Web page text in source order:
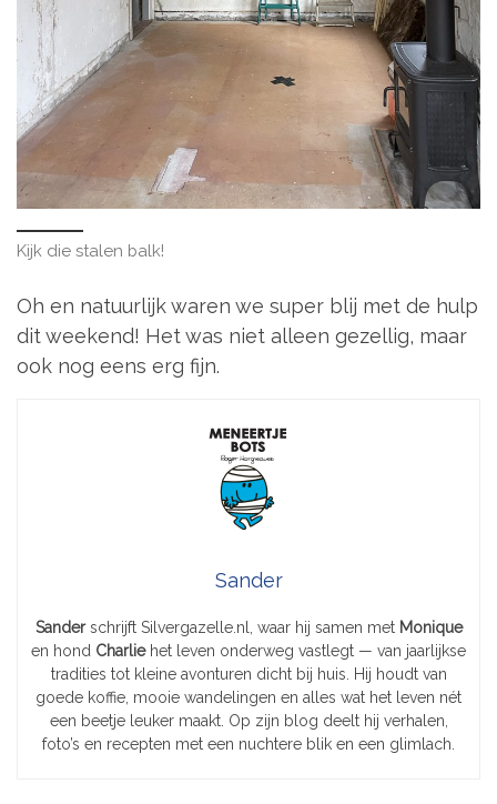
Kijk die stalen balk!
Oh en natuurlijk waren we super blij met de hulp
dit weekend! Het was niet alleen gezellig, maar
ook nog eens erg fijn.
Sander
Sanderschrijft Silvergazelle.nl, waar hij samen met Monique
en hond Charliehet leven onderweg vastlegt — van jaarlijkse
tradities tot kleine avonturen dicht bij huis. Hij houdt van
goede koffie, mooie wandelingen en alles wat het leven nét
een beetje leuker maakt. Op zijn blog deelt hij verhalen,
foto’s en recepten met een nuchtere blik en een glimlach.